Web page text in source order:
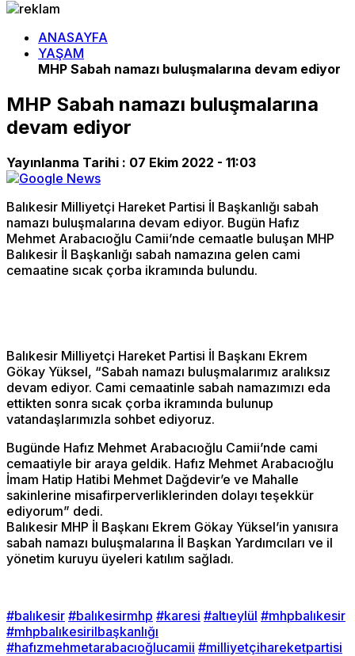
ANASAYFA
YAŞAM
MHP Sabah namazı buluşmalarına devam ediyor
MHP Sabah namazı buluşmalarına
devam ediyor
Yayınlanma Tarihi : 07 Ekim 2022 - 11:03
Balıkesir Milliyetçi Hareket Partisi İl Başkanlığı sabah
namazı buluşmalarına devam ediyor. Bugün Hafız
Mehmet Arabacıoğlu Camii’nde cemaatle buluşan MHP
Balıkesir İl Başkanlığı sabah namazına gelen cami
cemaatine sıcak çorba ikramında bulundu.
Balıkesir Milliyetçi Hareket Partisi İl Başkanı Ekrem
Gökay Yüksel, “Sabah namazı buluşmalarımız aralıksız
devam ediyor. Cami cemaatinle sabah namazımızı eda
ettikten sonra sıcak çorba ikramında bulunup
vatandaşlarımızla sohbet ediyoruz.
Bugünde Hafız Mehmet Arabacıoğlu Camii’nde cami
cemaatiyle bir araya geldik. Hafız Mehmet Arabacıoğlu
İmam Hatip Hatibi Mehmet Dağdevir’e ve Mahalle
sakinlerine misafirperverliklerinden dolayı teşekkür
ediyorum” dedi.
Balıkesir MHP İl Başkanı Ekrem Gökay Yüksel’in yanısıra
sabah namazı buluşmalarına İl Başkan Yardımcıları ve il
yönetim kuruyu üyeleri katılım sağladı.
#balıkesir #balıkesirmhp #karesi #altıeylül #mhpbalıkesir
#mhpbalıkesirilbaşkanlığı
#hafızmehmetarabacıoğlucamii #milliyetçihareketpartisi